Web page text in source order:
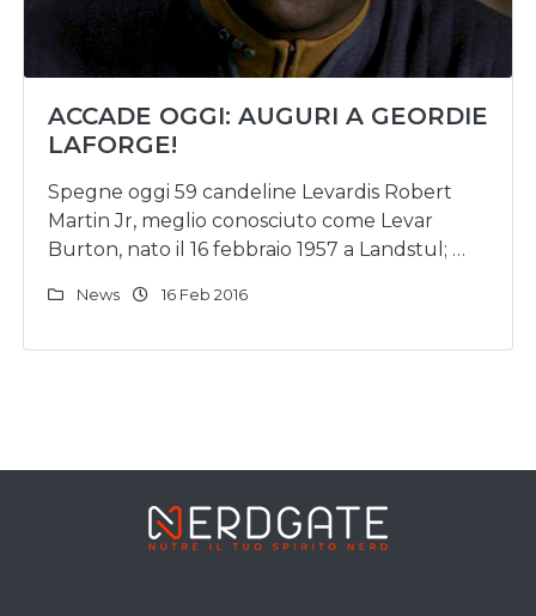
ACCADE OGGI: AUGURI A GEORDIE
LAFORGE!
Spegne oggi 59 candeline Levardis Robert
Martin Jr, meglio conosciuto come Levar
Burton, nato il 16 febbraio 1957 a Landstul; …
News 16 Feb 2016